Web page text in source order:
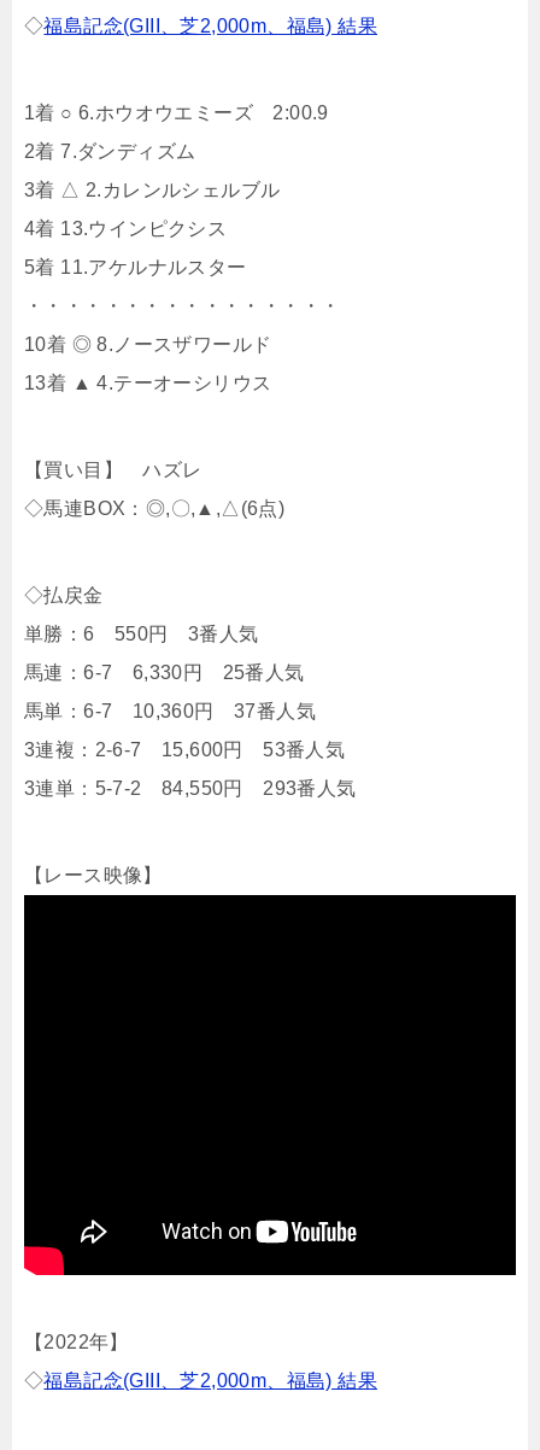
◇福島記念(GIII、芝2,000m、福島) 結果
1着 ○ 6.ホウオウエミーズ 2:00.9
2着 7.ダンディズム
3着 △ 2.カレンルシェルブル
4着 13.ウインピクシス
5着 11.アケルナルスター
・・・・・・・・・・・・・・・・
10着 ◎ 8.ノースザワールド
13着 ▲ 4.テーオーシリウス
【買い目】 ハズレ
◇馬連BOX：◎,〇,▲,△(6点)
◇払戻金
単勝：6 550円 3番人気
馬連：6-7 6,330円 25番人気
馬単：6-7 10,360円 37番人気
3連複：2-6-7 15,600円 53番人気
3連単：5-7-2 84,550円 293番人気
【レース映像】
【2022年】
◇福島記念(GIII、芝2,000m、福島) 結果